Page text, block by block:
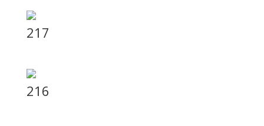
217
216